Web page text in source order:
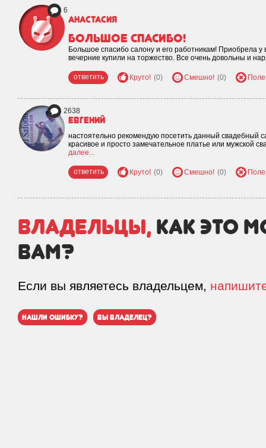
6
Анастасия
большое спасибо!
Большое спасибо салону и его работникам! Приобрела у
вечерние купили на торжество. Все очень довольны и
ответить Круто! (0) Смешно! (0)
2638
евгений
настоятельно рекомендую посетить данный свадебный
красивое и просто замечательное платье или мужской
далее...
ответить Круто! (0) Смешно! (0)
Владельцы, как это
вам?
Если вы являетесь владельцем,
нашли ошибку? вы владелец?